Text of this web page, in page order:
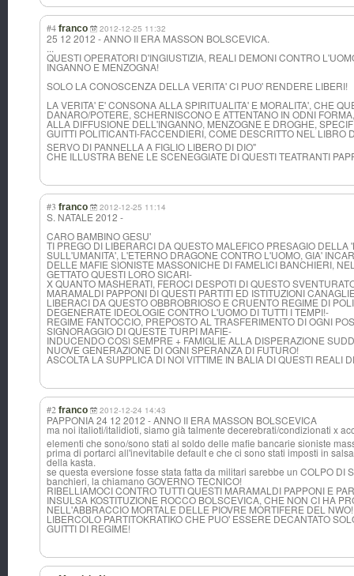
#4 franco 2012-12-25 11:32
25 12 2012 - ANNO II ERA MASSON BOLSCEVICA.
...
QUESTI OPERATORI D'INGIUSTIZIA, REALI DEMONI CONTRO
INGANNO E MENZOGNA!
SOLO LA CONOSCENZA DELLA VERITA' CI PUO' RENDERE LIBERI!
LA VERITA' E' CONSONA ALLA SPIRITUALITA' E MORALITA', CHE
DANARO/POTERE, SCHERNISCONO E ATTENTANO IN ODNI
ALLA DIFFUSIONE DELL'INGANNO, MENZOGNE E DROGHE,
GUITTI POLITICANTI-FACCENDIERI, COME DESCRITTO NEL LIBRO
SERVO DI PANNELLA A FIGLIO LIBERO DI DIO"
CHE ILLUSTRA BENE LE SCENEGGIATE DI QUESTI TEATRANTI
#3 franco 2012-12-25 11:14
S. NATALE 2012 -
CARO BAMBINO GESU'
TI PREGO DI LIBERARCI DA QUESTO MALEFICO PRESAGIO DELLA
SULL'UMANITA', L'ETERNO DRAGONE CONTRO L'UOMO, GIA'
DELLE MAFIE SIONISTE MASSONICHE DI FAMELICI BANCHIERI,
GETTATO QUESTI LORO SICARI-
X QUANTO MASHERATI, FEROCI DESPOTI DI QUESTO
MARAMALDI PAPPONI DI QUESTI PARTITI ED ISTITUZIONI
LIBERACI DA QUESTO OBBROBRIOSO E CRUENTO REGIME DI
DEGENERATE IDEOLOGIE CONTRO L'UOMO DI TUTTI I TEMPI!-
REGIME FANTOCCIO, PREPOSTO AL TRASFERIMENTO DI OGNI
SIGNORAGGIO DI QUESTE TURPI MAFIE-
INDUCENDO COSì SEMPRE + FAMIGLIE ALLA DISPERAZIONE
NUOVE GENERAZIONE DI OGNI SPERANZA DI FUTURO!
ASCOLTA LA SUPPLICA DI NOI VITTIME IN BALIA DI QUESTI REALI
#2 franco 2012-12-24 14:43
PAPPONIA 24 12 2012 - ANNO II ERA MASSON BOLSCEVICA
ma noi italioti/italidioti, siamo già talmente decerebrati/condizionati x
elementi che sono/sono stati al soldo delle mafie bancarie sioniste
prima di portarci all'inevitabile default e che ci sono stati imposti in
della kasta.
se questa eversione fosse stata fatta da militari sarebbe un COLPO DI
banchieri, la chiamano GOVERNO TECNICO!
RIBELLIAMOCI CONTRO TUTTI QUESTI MARAMALDI PAPPONI E
INSULSA KOSTITUZIONE ROCCO BOLSCEVICA, CHE NON CI HA
NELL'ABBRACCIO MORTALE DELLE PIOVRE MORTIFERE DEL NWO!
LIBERCOLO PARTITOKRATIKO CHE PUO' ESSERE DECANTATO
GUITTI DI REGIME!